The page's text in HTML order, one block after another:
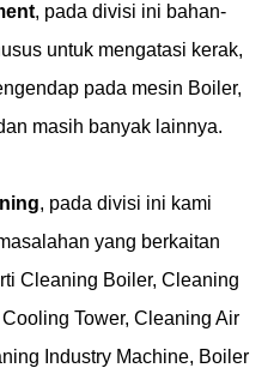
, pada divisi ini bahan-
untuk mengatasi kerak,
pada mesin Boiler,
masih banyak lainnya.
, pada divisi ini kami
yang berkaitan
Cleaning Boiler, Cleaning
Tower, Cleaning Air
Industry Machine, Boiler